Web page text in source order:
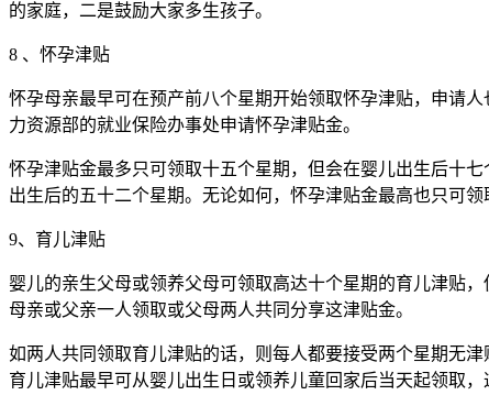
的家庭，二是鼓励大家多生孩子。
8 、怀孕津贴
怀孕母亲最早可在预产前八个星期开始领取怀孕津贴，申请
力资源部的就业保险办事处申请怀孕津贴金。
怀孕津贴金最多只可领取十五个星期，但会在婴儿出生后十
出生后的五十二个星期。无论如何，怀孕津贴金最高也只可领
9、育儿津贴
婴儿的亲生父母或领养父母可领取高达十个星期的育儿津贴
母亲或父亲一人领取或父母两人共同分享这津贴金。
如两人共同领取育儿津贴的话，则每人都要接受两个星期无
育儿津贴最早可从婴儿出生日或领养儿童回家后当天起领取